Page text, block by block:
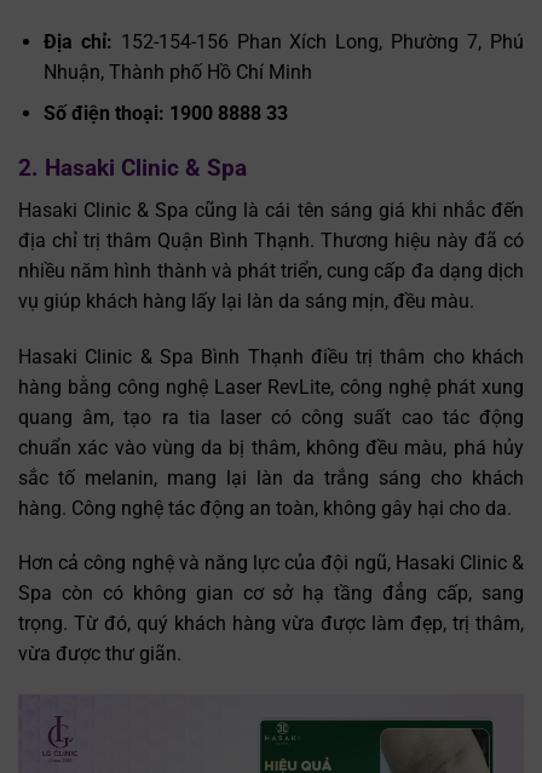
Địa chỉ: 152-154-156 Phan Xích Long, Phường 7, Phú
Nhuận, Thành phố Hồ Chí Minh
Số điện thoại: 1900 8888 33
2. Hasaki Clinic & Spa
Hasaki Clinic & Spa cũng là cái tên sáng giá khi nhắc đến
địa chỉ trị thâm Quận Bình Thạnh. Thương hiệu này đã có
nhiều năm hình thành và phát triển, cung cấp đa dạng dịch
vụ giúp khách hàng lấy lại làn da sáng mịn, đều màu.
Hasaki Clinic & Spa Bình Thạnh điều trị thâm cho khách
hàng bằng công nghệ Laser RevLite, công nghệ phát xung
quang âm, tạo ra tia laser có công suất cao tác động
chuẩn xác vào vùng da bị thâm, không đều màu, phá hủy
sắc tố melanin, mang lại làn da trắng sáng cho khách
hàng. Công nghệ tác động an toàn, không gây hại cho da.
Hơn cả công nghệ và năng lực của đội ngũ, Hasaki Clinic &
Spa còn có không gian cơ sở hạ tầng đẳng cấp, sang
trọng. Từ đó, quý khách hàng vừa được làm đẹp, trị thâm,
vừa được thư giãn.